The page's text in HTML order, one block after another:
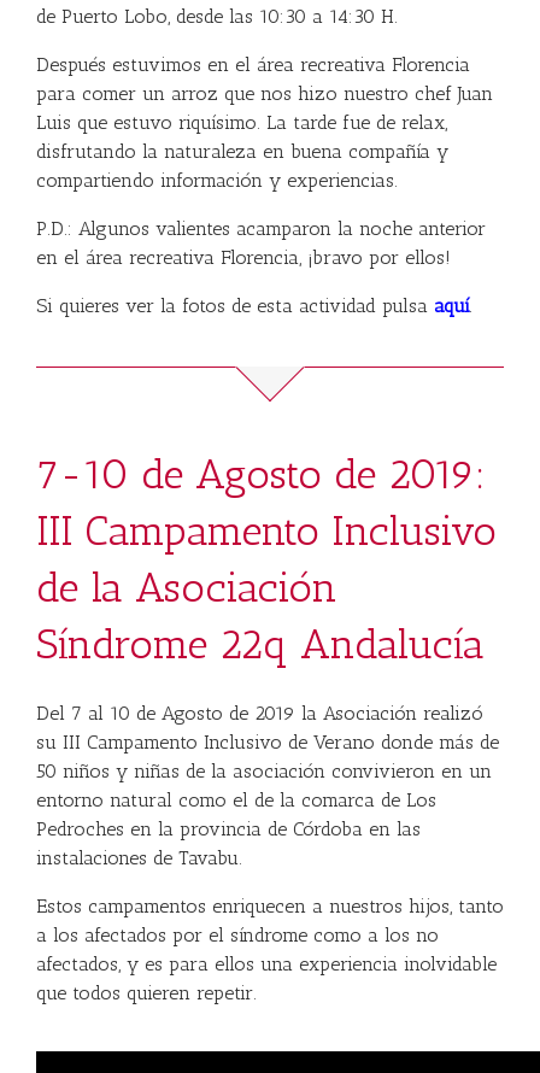
de Puerto Lobo, desde las 10:30 a 14:30 H.
Después estuvimos en el área recreativa Florencia
para comer un arroz que nos hizo nuestro chef Juan
Luis que estuvo riquísimo. La tarde fue de relax,
disfrutando la naturaleza en buena compañía y
compartiendo información y experiencias.
P.D.: Algunos valientes acamparon la noche anterior
en el área recreativa Florencia, ¡bravo por ellos!
Si quieres ver la fotos de esta actividad pulsa aquí.
7-10 de Agosto de 2019:
III Campamento Inclusivo
de la Asociación
Síndrome 22q Andalucía
Del 7 al 10 de Agosto de 2019 la Asociación realizó
su III Campamento Inclusivo de Verano donde más de
50 niños y niñas de la asociación convivieron en un
entorno natural como el de la comarca de Los
Pedroches en la provincia de Córdoba en las
instalaciones de Tavabu.
Estos campamentos enriquecen a nuestros hijos, tanto
a los afectados por el síndrome como a los no
afectados, y es para ellos una experiencia inolvidable
que todos quieren repetir.